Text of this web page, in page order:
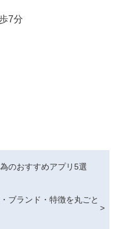
歩7分
のおすすめアプリ5選
ブランド・特徴を丸ごと
>